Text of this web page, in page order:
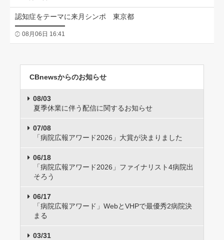
認知症をテーマに来月シンポ 東京都
08月06日 16:41
CBnewsからのお知らせ
08/03
夏季休業に伴う配信に関するお知らせ
07/08
「病院広報アワード2026」大賞が決まりました
06/18
「病院広報アワード2026」ファイナリスト4病院出
そろう
06/17
「病院広報アワード」WebとVHPで最優秀2病院決
まる
03/31